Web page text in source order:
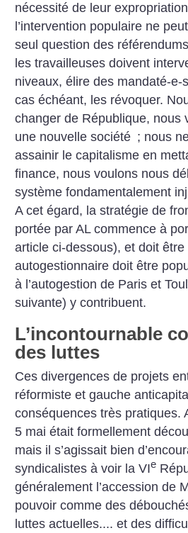
nécessité de leur
l’intervention populaire ne
seul question des
les travailleuses doivent
niveaux, élire des mandaté-e-
cas échéant, les révoquer.
changer de République, nous
une nouvelle société ; nous
assainir le capitalisme en
finance, nous voulons nous
système fondamentalement
A cet égard, la stratégie de
portée par AL commence à
article ci-dessous), et doit
autogestionnaire doit être
à l’autogestion de Paris et
suivante) y contribuent.
L’incontournable
des luttes
Ces divergences de projets
réformiste et gauche
conséquences très pratiques.
5 mai était formellement
mais il s’agissait bien
syndicalistes à voir la VIe
généralement l’accession de
pouvoir comme des
luttes actuelles.... et des